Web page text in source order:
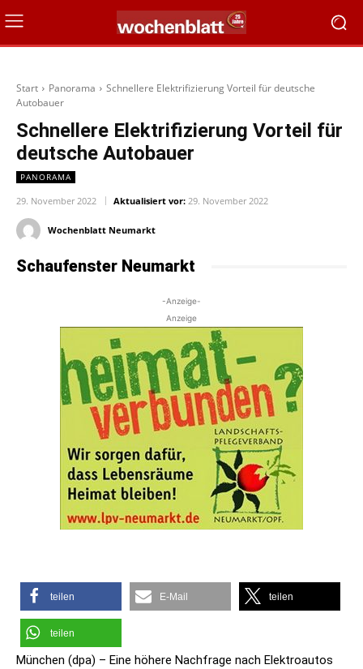
Start Panorama
Schnellere Elektrifizierung Vorteil für deutsche
Autobauer
Schnellere Elektrifizierung Vorteil für
deutsche Autobauer
PANORAMA
29. November 2022 Aktualisiert vor: 29. November 2022
Wochenblatt Neumarkt
Schaufenster Neumarkt
-Anzeige-
Anzeige
teilen E-Mail teilen
teilen
München (dpa) – Eine höhere Nachfrage nach Elektroautos